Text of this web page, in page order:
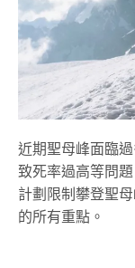
近期聖母峰面臨
致死率過高等問
計劃限制攀登聖
的所有重點。